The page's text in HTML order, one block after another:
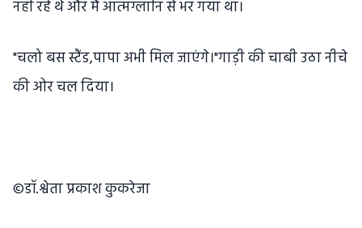
नहीं रहे थे और मैं आत्मग्लानि से भर गया था।
"चलो बस स्टैंड,पापा अभी मिल जाएंगे।"गाड़ी की चाबी उठा नीचे
की ओर चल दिया।
©डॉ.श्वेता प्रकाश कुकरेजा